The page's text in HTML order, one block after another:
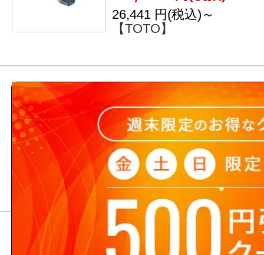
26,441 円(税込)～
【TOTO】
シングルレバー水栓
16,960 円(税抜)～
18,656 円(税込)～
【LIXIL】
洗濯機パン用排水横引